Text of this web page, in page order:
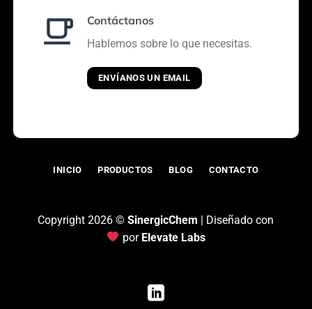
Contáctanos
Hablemos sobre lo que necesitas.
ENVÍANOS UN EMAIL
INICIO PRODUCTOS BLOG CONTACTO
Copyright 2026 ©SinergicChem | Diseñado con
por Elevate Labs